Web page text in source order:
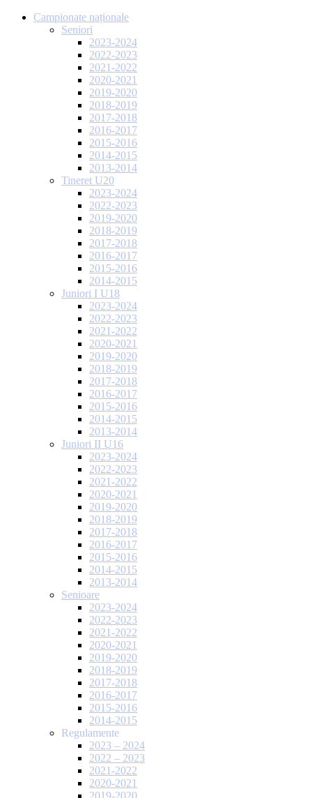
Campionate naționale
Seniori
2023-2024
2022-2023
2021-2022
2020-2021
2019-2020
2018-2019
2017-2018
2016-2017
2015-2016
2014-2015
2013-2014
Tineret U20
2023-2024
2022-2023
2019-2020
2018-2019
2017-2018
2016-2017
2015-2016
2014-2015
Juniori I U18
2023-2024
2022-2023
2021-2022
2020-2021
2019-2020
2018-2019
2017-2018
2016-2017
2015-2016
2014-2015
2013-2014
Juniori II U16
2023-2024
2022-2023
2021-2022
2020-2021
2019-2020
2018-2019
2017-2018
2016-2017
2015-2016
2014-2015
2013-2014
Senioare
2023-2024
2022-2023
2021-2022
2020-2021
2019-2020
2018-2019
2017-2018
2016-2017
2015-2016
2014-2015
Regulamente
2023 – 2024
2022 – 2023
2021-2022
2020-2021
2019-2020